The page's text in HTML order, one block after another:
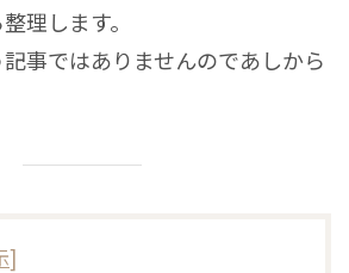
理します。
事ではありませんのであしから
]